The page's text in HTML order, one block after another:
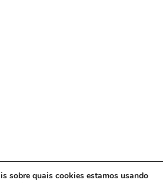
sobre quais cookies estamos usando